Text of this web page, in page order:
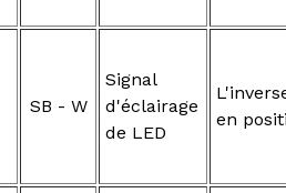
SB - W
Signal
d'éclairage
de LED
en